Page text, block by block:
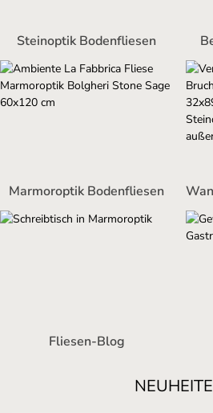
Steinoptik Bodenfliesen
Marmoroptik Bodenfliesen
Fliesen-Blog